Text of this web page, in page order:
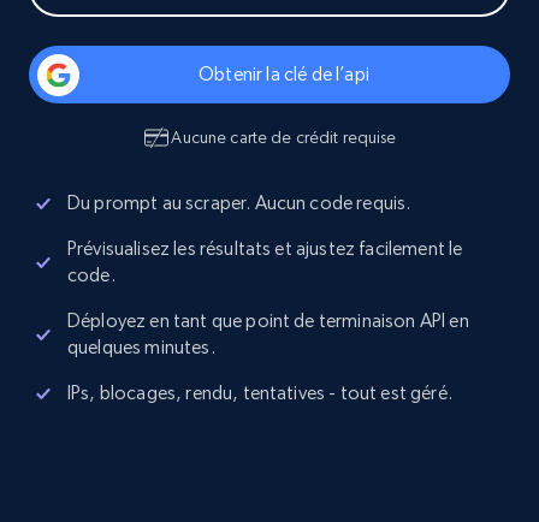
Obtenir la clé de l’api
Aucune carte de crédit requise
Du prompt au scraper. Aucun code requis.
Prévisualisez les résultats et ajustez facilement le
code.
Déployez en tant que point de terminaison API en
quelques minutes.
IPs, blocages, rendu, tentatives - tout est géré.